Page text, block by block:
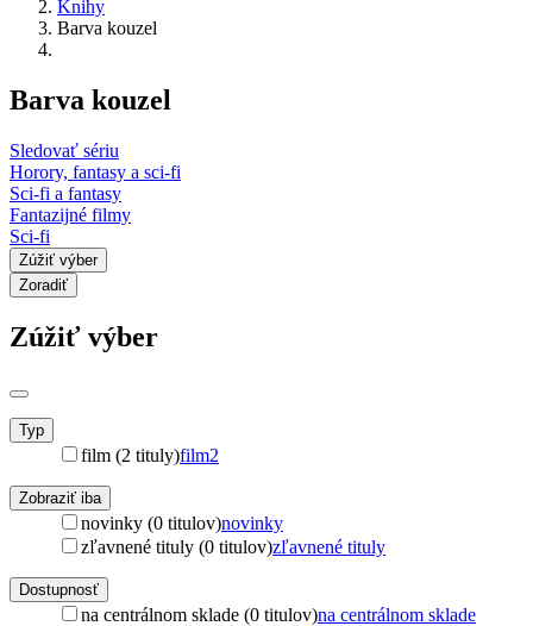
Knihy
Barva kouzel
Barva kouzel
Sledovať sériu
Horory, fantasy a sci-fi
Sci-fi a fantasy
Fantazijné filmy
Sci-fi
Zúžiť výber
Zoradiť
Zúžiť výber
Typ
film (2 tituly)film2
Zobraziť iba
novinky (0 titulov)novinky
zľavnené tituly (0 titulov)zľavnené tituly
Dostupnosť
na centrálnom sklade (0 titulov)na centrálnom sklade